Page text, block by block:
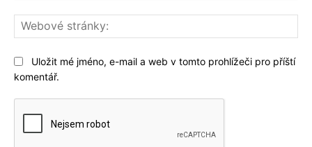
Uložit mé jméno, e-mail a web v tomto prohlížeči pro příští
komentář.